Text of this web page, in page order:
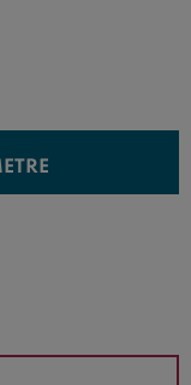
sa
ktorá